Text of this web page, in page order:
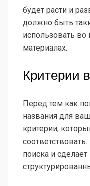
будет расти и
должно быть
использовать
материалах.
Критерии
Перед тем как
названия для
критерии,
поиска и